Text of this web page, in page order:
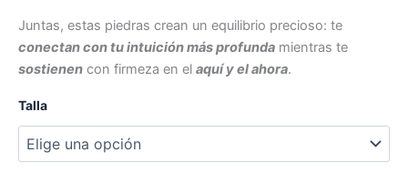
Juntas, estas piedras crean un equilibrio precioso: te
conectan con tu intuición más profunda mientras te
sostienen con firmeza en el aquí y el ahora.
Talla